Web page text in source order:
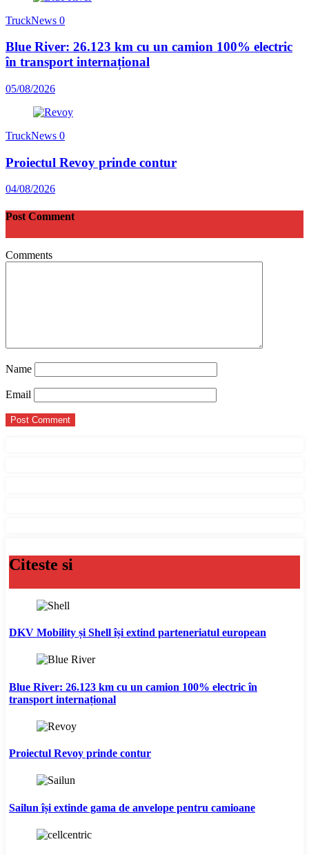
TruckNews 0
Blue River: 26.123 km cu un camion 100% electric
în transport internațional
05/08/2026
TruckNews 0
Proiectul Revoy prinde contur
04/08/2026
Post Comment
Comments
Name
Email
Citeste si
DKV Mobility și Shell își extind parteneriatul european
Blue River: 26.123 km cu un camion 100% electric în
transport internațional
Proiectul Revoy prinde contur
Sailun își extinde gama de anvelope pentru camioane